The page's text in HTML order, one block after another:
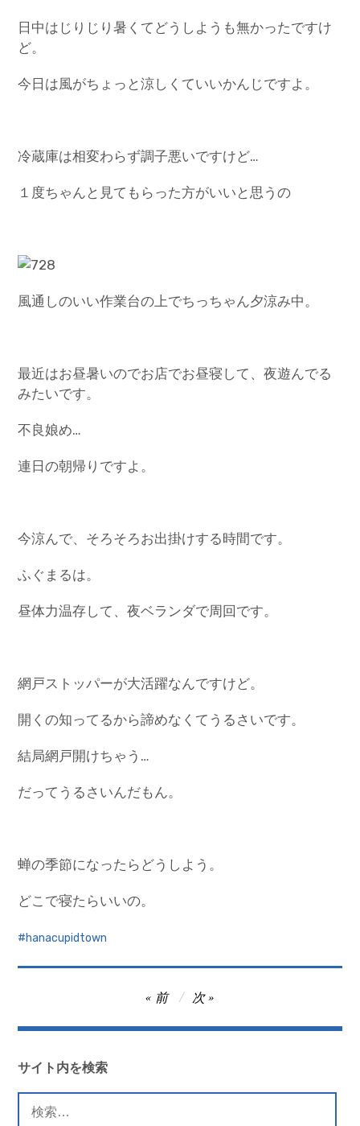
日中はじりじり暑くてどうしようも無かったですけ
ど。
今日は風がちょっと涼しくていいかんじですよ。
冷蔵庫は相変わらず調子悪いですけど…
１度ちゃんと見てもらった方がいいと思うの
風通しのいい作業台の上でちっちゃん夕涼み中。
最近はお昼暑いのでお店でお昼寝して、夜遊んでる
みたいです。
不良娘め…
連日の朝帰りですよ。
今涼んで、そろそろお出掛けする時間です。
ふぐまるは。
昼体力温存して、夜ベランダで周回です。
網戸ストッパーが大活躍なんですけど。
開くの知ってるから諦めなくてうるさいです。
結局網戸開けちゃう…
だってうるさいんだもん。
蝉の季節になったらどうしよう。
どこで寝たらいいの。
hanacupidtown
稿
ビ
ゲ
前 次
サイト内を検索
索: